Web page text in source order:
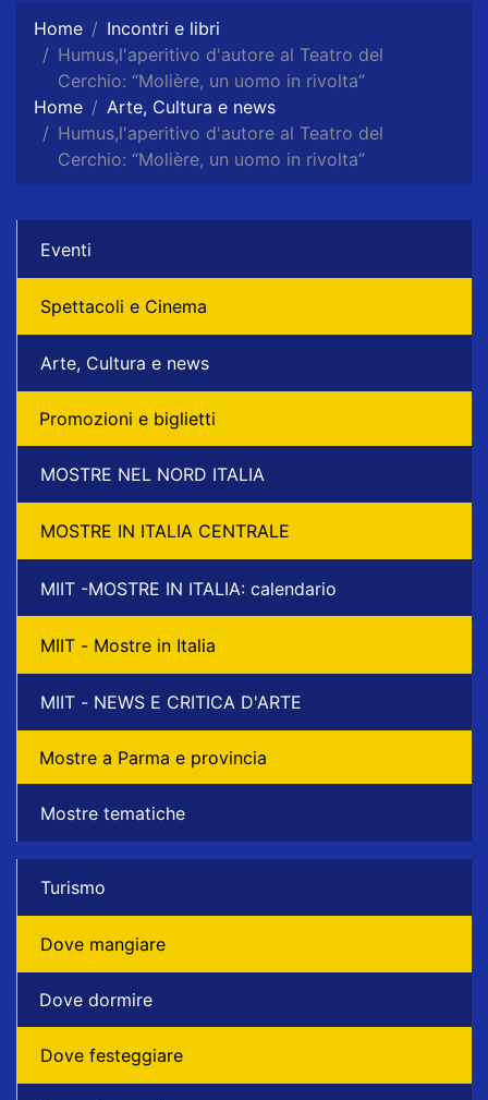
Home
Incontri e libri
Humus,l'aperitivo d'autore al Teatro del
Cerchio: “Molière, un uomo in rivolta”
Home
Arte, Cultura e news
Humus,l'aperitivo d'autore al Teatro del
Cerchio: “Molière, un uomo in rivolta”
Eventi
Spettacoli e Cinema
Arte, Cultura e news
Promozioni e biglietti
MOSTRE NEL NORD ITALIA
MOSTRE IN ITALIA CENTRALE
MIIT -MOSTRE IN ITALIA: calendario
MIIT - Mostre in Italia
MIIT - NEWS E CRITICA D'ARTE
Mostre a Parma e provincia
Mostre tematiche
Turismo
Dove mangiare
Dove dormire
Dove festeggiare